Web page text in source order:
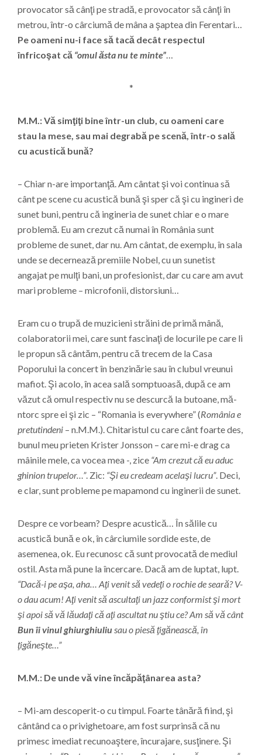
provocator să cânţi pe stradă, e provocator să cânţi în
metrou, într-o cârciumă de mâna a şaptea din Ferentari…
Pe oameni nu-i face să tacă decât respectul
înfricoşat că “omul ăsta nu te minte”…
*
M.M.: Vă simţiţi bine într-un club, cu oameni care
stau la mese, sau mai degrabă pe scenă, într-o sală
cu acustică bună?
– Chiar n-are importanţă. Am cântat şi voi continua să
cânt pe scene cu acustică bună şi sper că şi cu ingineri de
sunet buni, pentru că ingineria de sunet chiar e o mare
problemă. Eu am crezut că numai în România sunt
probleme de sunet, dar nu. Am cântat, de exemplu, în sala
unde se decernează premiile Nobel, cu un sunetist
angajat pe mulţi bani, un profesionist, dar cu care am avut
mari probleme – microfonii, distorsiuni…
Eram cu o trupă de muzicieni străini de primă mână,
colaboratorii mei, care sunt fascinaţi de locurile pe care li
le propun să cântăm, pentru că trecem de la Casa
Poporului la concert în benzinărie sau în clubul vreunui
mafiot. Şi acolo, în acea sală somptuoasă, după ce am
văzut că omul respectiv nu se descurcă la butoane, mă-
ntorc spre ei şi zic – “Romania is everywhere” (România e
pretutindeni – n.M.M.). Chitaristul cu care cânt foarte des,
bunul meu prieten Krister Jonsson – care mi-e drag ca
mâinile mele, ca vocea mea -, zice “Am crezut că eu aduc
ghinion trupelor…”. Zic: “Şi eu credeam acelaşi lucru”. Deci,
e clar, sunt probleme pe mapamond cu inginerii de sunet.
Despre ce vorbeam? Despre acustică… În sălile cu
acustică bună e ok, în cârciumile sordide este, de
asemenea, ok. Eu recunosc că sunt provocată de mediul
ostil. Asta mă pune la încercare. Dacă am de luptat, lupt.
“Dacă-i pe aşa, aha… Aţi venit să vedeţi o rochie de seară? V-
o dau acum! Aţi venit să ascultaţi un jazz conformist şi mort
şi apoi să vă lăudaţi că aţi ascultat nu ştiu ce? Am să vă cânt
Bun îi vinul ghiurghiuliu sau o piesă ţigănească, în
ţigăneşte…”
M.M.: De unde vă vine încăpăţânarea asta?
– Mi-am descoperit-o cu timpul. Foarte tânără fiind, şi
cântând ca o privighetoare, am fost surprinsă că nu
primesc imediat recunoaştere, încurajare, susţinere. Şi